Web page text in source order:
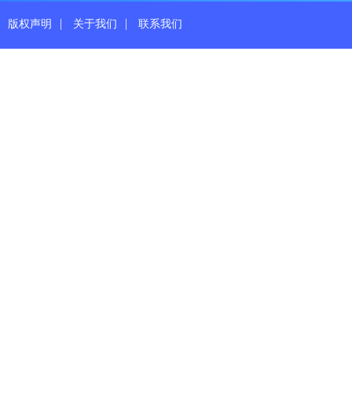
版权声明 | 关于我们 | 联系我们